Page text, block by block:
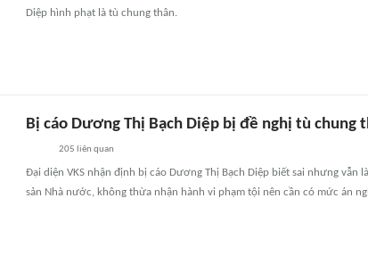
Diệp hình phạt là tù chung thân.
Bị cáo Dương Thị Bạch Diệp bị đề nghị tù chung
205 liên quan
Đại diện VKS nhận định bị cáo Dương Thị Bạch Diệp biết sai nhưng vẫn
sản Nhà nước, không thừa nhận hành vi phạm tội nên cần có mức án